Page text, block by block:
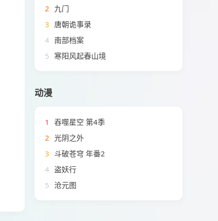
2 九门
3 唐朝诡事录
4 南部档案
5 寒阳风起春山境
动漫
1
吞噬星空 第4季
2 光阴之外
3 斗破苍穹 年番2
4 盗妖行
5 沧元图